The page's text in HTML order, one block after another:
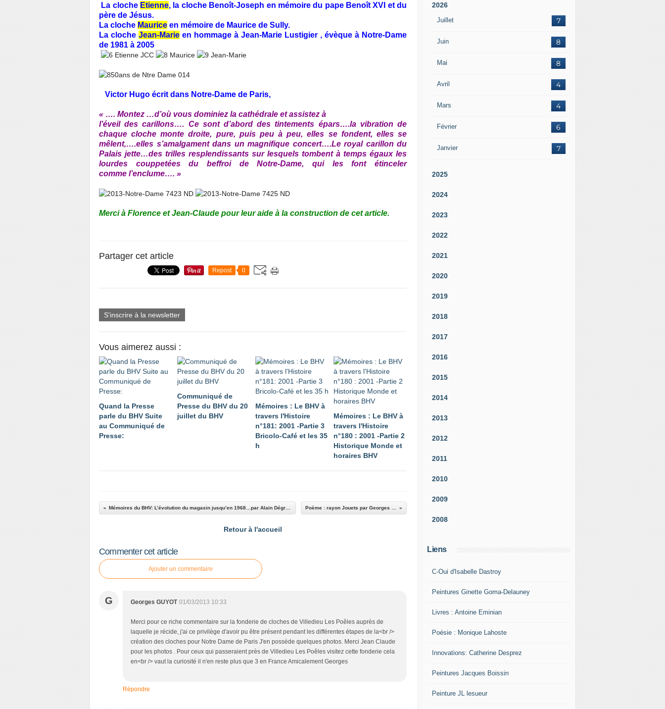
La cloche Etienne, la cloche Benoît-Joseph en mémoire du pape Benoît XVI et du
père de Jésus.
La cloche Maurice en mémoire de Maurice de Sully.
La cloche Jean-Marie en hommage à Jean-Marie Lustigier , évèque à Notre-Dame
de 1981 à 2005
Victor Hugo écrit dans Notre-Dame de Paris,
« …. Montez …d’où vous dominiez la cathédrale et assistez à
l’éveil des carillons…. Ce sont d’abord des tintements épars….la vibration de
chaque cloche monte droite, pure, puis peu à peu, elles se fondent, elles se
mêlent,….elles s’amalgament dans un magnifique concert….Le royal carillon du
Palais jette…des trilles resplendissants sur lesquels tombent à temps égaux les
lourdes couppetées du beffroi de Notre-Dame, qui les font étinceler
comme l’enclume…. »
Merci à Florence et Jean-Claude pour leur aide à la construction de cetarticle.
Partager cet article
Repost 0
S'inscrire à la newsletter
Vous aimerez aussi :
Quand la Presse
parle du BHV Suite
au Communiqué de
Presse:
Communiqué de
Presse du BHV du 20
juillet du BHV
Mémoires : Le BHV à
travers l'Histoire
n°181: 2001 -Partie 3
Bricolo-Café et les 35
h
Mémoires : Le BHV à
travers l'Histoire
n°180 : 2001 -Partie 2
Historique Monde et
horaires BHV
Retour à l'accueil
Commenter cet article
Ajouter un commentaire
G Georges GUYOT 01/03/2013 10:33
Merci pour ce riche commentaire sur la fonderie de cloches de Villedieu Les Poêles auprès de
laquelle je récide, j'ai ce privilège d'avoir pu être présent pendant les différentes étapes de la<br />
création des cloches pour Notre Dame de Paris J'en possède quelques photos. Merci Jean Claude
pour les photos . Pour ceux qui passeraient près de Villedieu Les Poêles visitez cette fonderie cela
en<br /> vaut la curiosité il n'en reste plus que 3 en France Amicalement Georges
Répondre
2026
Juillet 7
Juin 8
Mai 8
Avril 4
Mars 4
Février 6
Janvier 7
2025
2024
2023
2022
2021
2020
2019
2018
2017
2016
2015
2014
2013
2012
2011
2010
2009
2008
Liens
C-Oui d'Isabelle Dastroy
Peintures Ginette Goma-Delauney
Livres : Antoine Eminian
Poésie : Monique Lahoste
Innovations: Catherine Desprez
Peintures Jacques Boissin
Peinture JL lesueur